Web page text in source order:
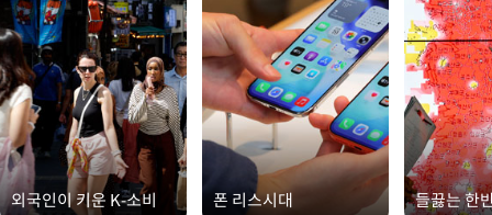
외국인이 키운 K-소비 폰 리스시대 들끓는 한